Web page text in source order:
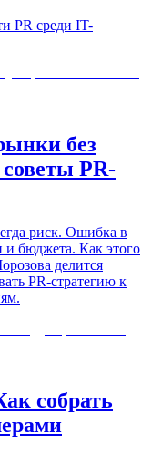
PR среди IT-
без
PR-
риск. Ошибка в
и бюджета. Как этого
делится
PR-стратегию к
собрать